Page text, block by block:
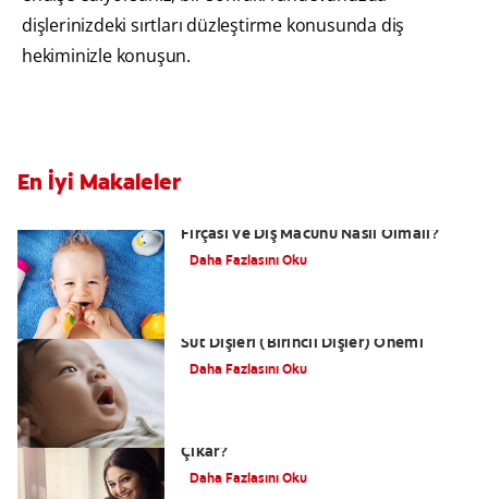
dişlerinizdeki sırtları düzleştirme konusunda diş
hekiminizle konuşun.
En İyi Makaleler
Fırçası ve Diş Macunu Nasıl Olmalı?
Daha Fazlasını Oku
Süt Dişleri (Birincil Dişler) Önemi
Daha Fazlasını Oku
Çıkar?
Daha Fazlasını Oku